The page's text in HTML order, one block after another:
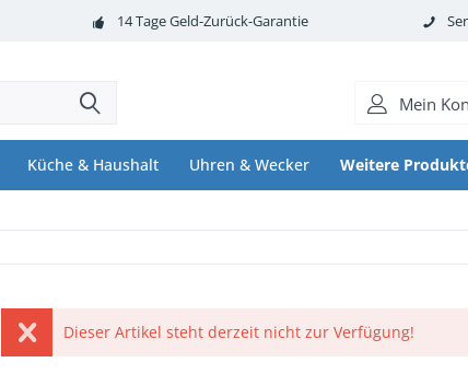
14 Tage Geld-Zurück-Garantie
Mein
Küche & Haushalt Uhren & Wecker Weitere
Dieser Artikel steht derzeit nicht zur Verfügung!